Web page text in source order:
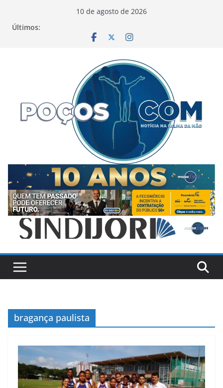
10 de agosto de 2026
Últimos:
bragança paulista